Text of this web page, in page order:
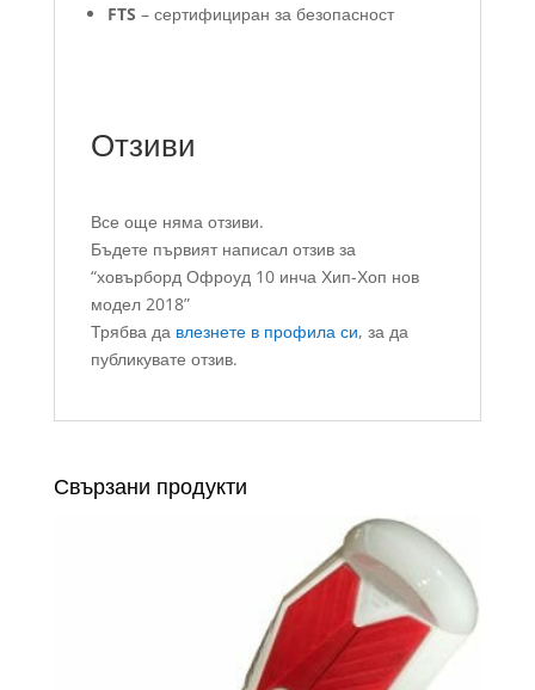
FTS – сертифициран за безопасност
Отзиви
Все още няма отзиви.
Бъдете първият написал отзив за
“ховърборд Офроуд 10 инча Хип-Хоп нов
модел 2018”
Трябва да влезнете в профила си, за да
публикувате отзив.
Свързани продукти